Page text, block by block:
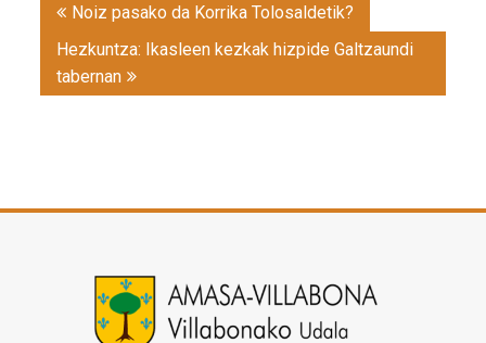
navigation
Noiz pasako da Korrika Tolosaldetik?
Hezkuntza: Ikasleen kezkak hizpide Galtzaundi
tabernan